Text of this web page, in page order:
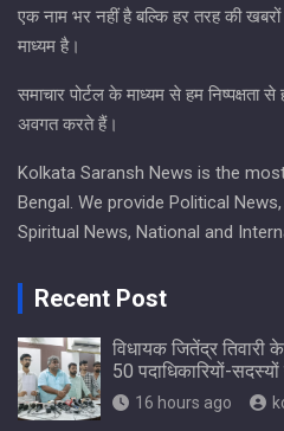
एक नाम भर नहीं है बल्कि हर तरह की
माध्यम है।
समाचार पोर्टल के माध्यम से हम निष्पक्षता
अवगत करते हैं।
Kolkata Saransh News is the
Bengal. We provide Political
Spiritual News, National and
Recent Post
विधायक जितेंद्र तिवारी
50 पदाधिकारियों-
16 hours ago